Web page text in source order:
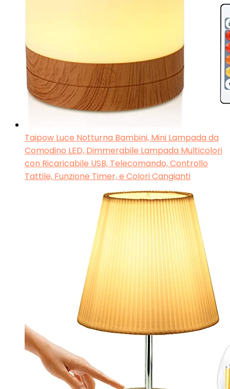
Taipow Luce Notturna Bambini, Mini Lampada da
Comodino LED, Dimmerabile Lampada Multicolori
con Ricaricabile USB, Telecomando, Controllo
Tattile, Funzione Timer, e Colori Cangianti